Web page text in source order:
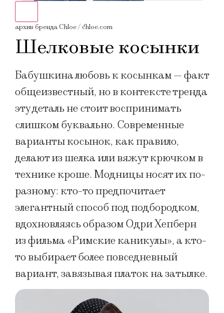
архив бренда Chloe / chloe.com
Шелковые косынки
Бабушкина любовь к косынкам — факт
общеизвестный, но в контексте тренда
эту деталь не стоит воспринимать
слишком буквально. Современные
варианты косынок, как правило,
делают из шелка или вяжут крючком в
технике кроше. Модницы носят их по-
разному: кто-то предпочитает
элегантный способ под подбородком,
вдохновляясь образом Одри Хепберн
из фильма «Римские каникулы», а кто-
то выбирает более повседневный
вариант, завязывая платок на затылке.